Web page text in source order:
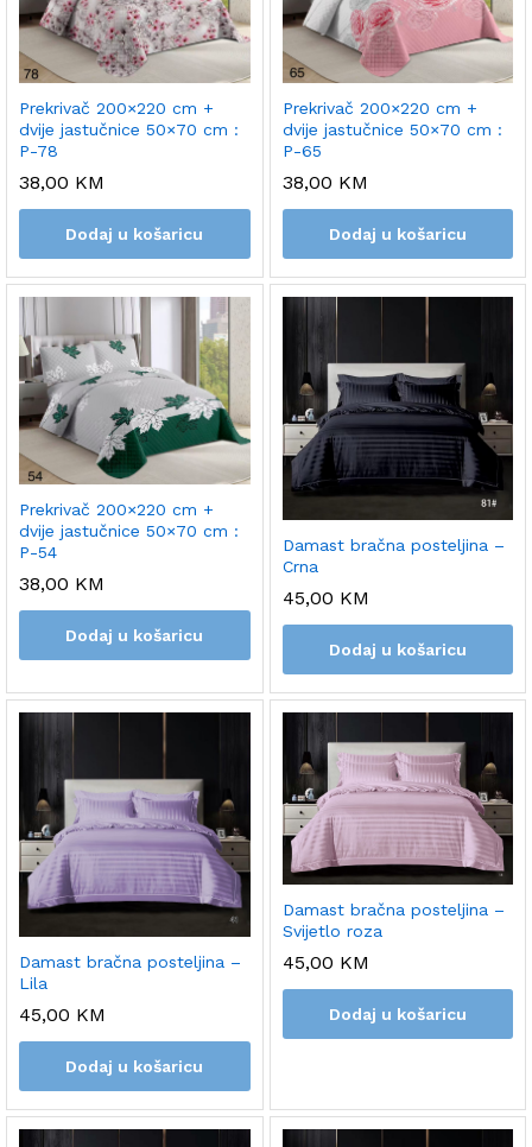
Prekrivač 200×220 cm +
dvije jastučnice 50×70 cm :
P-78
38,00 KM
Dodaj u košaricu
Prekrivač 200×220 cm +
dvije jastučnice 50×70 cm :
P-65
38,00 KM
Dodaj u košaricu
Prekrivač 200×220 cm +
dvije jastučnice 50×70 cm :
P-54
38,00 KM
Dodaj u košaricu
Damast bračna posteljina –
Crna
45,00 KM
Dodaj u košaricu
Damast bračna posteljina –
Lila
45,00 KM
Dodaj u košaricu
Damast bračna posteljina –
Svijetlo roza
45,00 KM
Dodaj u košaricu